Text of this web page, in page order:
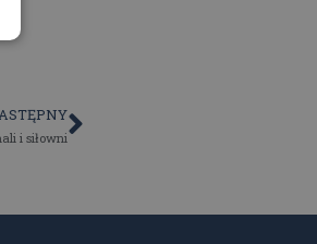
i siłowni